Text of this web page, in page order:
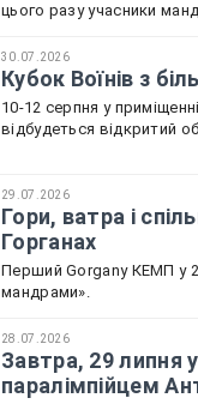
цього разу учасники
30.07.2026
Кубок Воїнів з
10-12 серпня у
відбудеться відкритий
29.07.2026
Гори, ватра і
Горганах
Перший Gorgany КЕМП у
мандрами».
28.07.2026
Завтра, 29 липня
паралімпійцем